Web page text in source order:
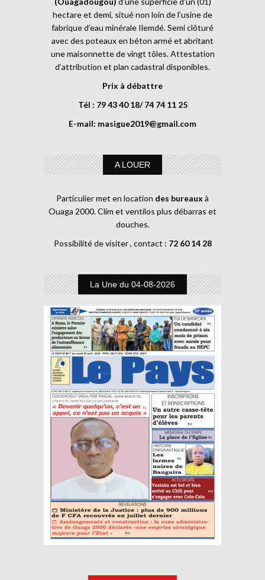
hectare et demi, situé non loin de l’usine de
fabrique d’eau minérale Ilemdé. Semi clôturé
avec des poteaux en béton armé et abritant
une maisonnette de vingt tôles. Attestation
d’attribution et plan cadastral disponibles.
Prix à débattre
Tél : 79 43 40 18/ 74 74 11 25
E-mail: masigue2019@gmail.com
A LOUER
Particulier met en location des bureaux à
Ouaga 2000. Clim et ventilos plus débarras et
douches.
Possibilité de visiter , contact : 72 60 14 28
La Une du 04-08-2026